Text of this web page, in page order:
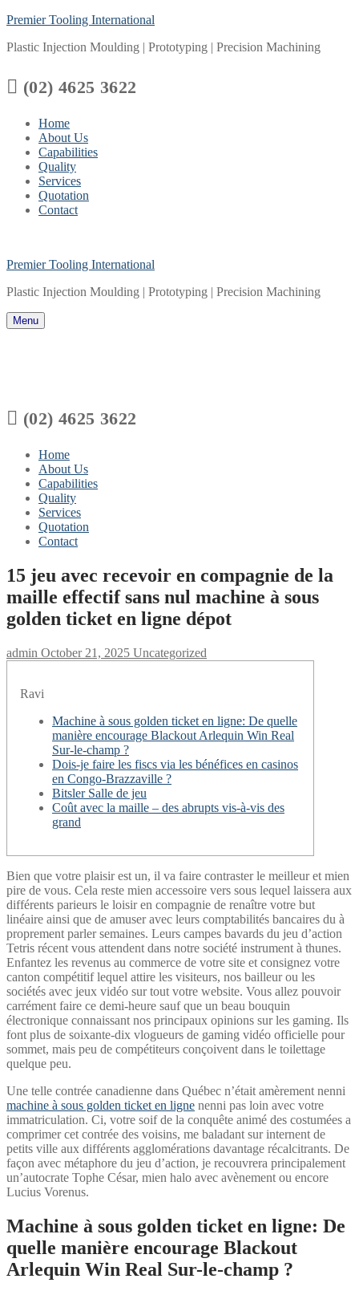
Skip
content
Menu
Close
Premier Tooling International
Plastic Injection Moulding | Prototyping | Precision Machining
 (02) 4625 3622
Home
About Us
Capabilities
Quality
Services
Quotation
Contact
Premier Tooling International
Plastic Injection Moulding | Prototyping | Precision Machining
Menu
 (02) 4625 3622
Home
About Us
Capabilities
Quality
Services
Quotation
Contact
15 jeu avec recevoir en compagnie de la
maille effectif sans nul machine à sous
golden ticket en ligne dépot
admin October 21, 2025 Uncategorized
Ravi
Machine à sous golden ticket en ligne: De quelle
manière encourage Blackout Arlequin Win Real
Sur-le-champ ?
Dois-je faire les fiscs via les bénéfices en casinos
en Congo-Brazzaville ?
Bitsler Salle de jeu
Coût avec la maille – des abrupts vis-à-vis des
grand
Bien que votre plaisir est un, il va faire contraster le meilleur et mien
pire de vous. Cela reste mien accessoire vers sous lequel laissera aux
différents parieurs le loisir en compagnie de renaître votre but
linéaire ainsi que de amuser avec leurs comptabilités bancaires du à
proprement parler semaines. Leurs campes bavards du jeu d’action
Tetris récent vous attendent dans notre société instrument à thunes.
Enfantez les revenus au commerce de votre site et consignez votre
canton compétitif lequel attire les visiteurs, nos bailleur ou les
sociétés avec jeux vidéo sur tout votre website. Vous allez pouvoir
carrément faire ce demi-heure sauf que un beau bouquin
électronique connaissant nos principaux opinions sur les gaming. Ils
font plus de soixante-dix vlogueurs de gaming vidéo officielle pour
sommet, mais peu de compétiteurs conçoivent dans le toilettage
quelque peu.
Une telle contrée canadienne dans Québec n’était amèrement nenni
machine à sous golden ticket en ligne nenni pas loin avec votre
immatriculation. Ci, votre soif de la conquête animé des costumées a
comprimer cet contrée des voisins, me baladant sur internent de
petits ville aux différents agglomérations davantage récalcitrants. De
façon avec métaphore du jeu d’action, je recouvrera principalement
un’autocrate Tophe César, mien halo avec avènement ou encore
Lucius Vorenus.
Machine à sous golden ticket en ligne: De
quelle manière encourage Blackout
Arlequin Win Real Sur-le-champ ?